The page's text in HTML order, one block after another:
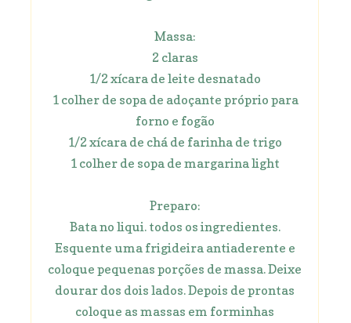
Massa:
2 claras
1/2 xícara de leite desnatado
1 colher de sopa de adoçante próprio para
forno e fogão
1/2 xícara de chá de farinha de trigo
1 colher de sopa de margarina light
Preparo:
Bata no liqui. todos os ingredientes.
Esquente uma frigideira antiaderente e
coloque pequenas porções de massa. Deixe
dourar dos dois lados. Depois de prontas
coloque as massas em forminhas